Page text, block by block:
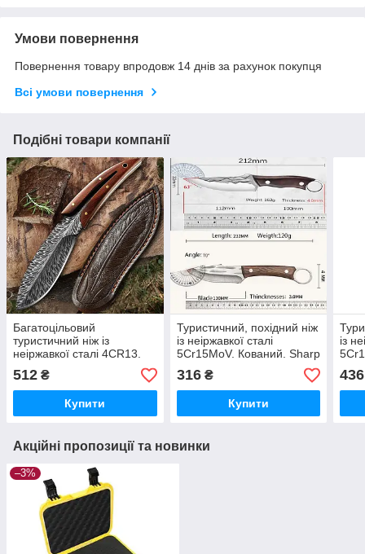
Умови повернення
Повернення товару впродовж 14 днів за рахунок покупця
Всі умови повернення
Подібні товари компанії
Багатоцільовий
туристичний ніж із
неіржавкої сталі 4CR13.
"Eagle Feather".
512 ₴
Купити
Туристичний, похідний ніж
із неіржавкої сталі
5Cr15MoV. Кований. Sharp
316₴
Купити
із
436
Акційні пропозиції та новинки
–3%